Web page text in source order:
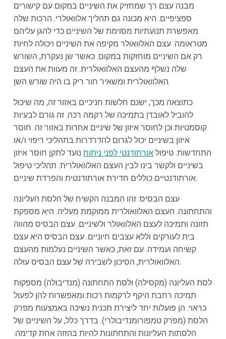
מבנה עצם רך שמחזיק את השיניים במקום עם קישורים
ספציפיים. היא מכונה גם תהליך אלוואולרי. הרכות שלה
מאפשרת תנועתיות מסוימת של השיניים כדי להגן עליהם
מטראומה. עצם האלוואולר מקיפה את השיניים ויכולה לחיות
רק אם השיניים מוחזקות במקום. כאשר שן נעקרת, השורש
שלה נשלף מהעצם האלוואולרית. זה מעוות את העצם
האלוואולרית ומשאיר חור ריק בו היה שורש השן.
כתוצאה מכך, ישנם חלשות חניכיים באזור זה, מה שיכול
להוביל לאובדן בתמיכה של רקמה רכה. זה גורם לבעיות
קוסמטיות וכן לחוסר איזון של שיניים אחרות באזור זה. חוסר
איזון בשיניים יכול לגרום להדרדרות בתהליכי ריפוי ו/או
התחדשות. טיפולאורתודנטי לפני ניתוח נועד לתקן חוסר איזון
בשיניים ולקשר בינו לבין העצם האלוואולרית. תהליכי טיפול
אורתודנטיים כוללים חדירת אורתודנטית והפרדת שיניים.
עצם הבסיס: זהו המבנה הקשיח של הלסת העליונה
והתחתונה. העצם האלוואולרית ממוקמת מעליה. היא מספקת
תזונה ותמיכה לעצם האלוואולר ולשיניים. עצם הבסיס מהווה
בית לעורקים וללא עצבים חיוניים. עצם הבסיס היא עצם
קשיחה ועמידה. עם זאת, כאשר השיניים נעלמות מהעצם
האלוואולרית, הסיכון לשבירה של עצם הבסיס עולה.
לסת העליונה (מקסילה) ולסת התחתונה (מנדיבולה) מספקות
תמיכה רחבת היקף לרקמות רכות ומאפשרות להן לפעול
כראוי. הן פועלות יחד ליצירת תכנית נשיכה באמצעות מפרק
הלסת (מפרק טמפורומנדיבולרי). בדרך כלל, על השיניים של
הלסתות העליונות והתחתונות להיות בהזזה אחת קדימה.